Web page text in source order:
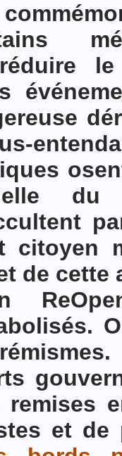
du
citoyen
de cette
et de